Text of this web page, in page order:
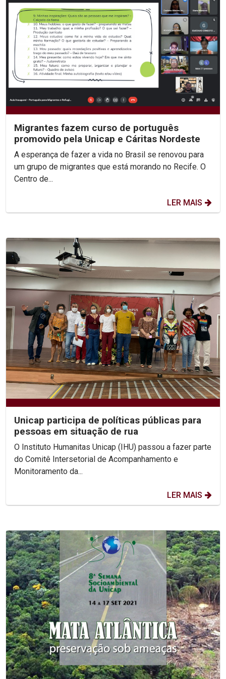
Migrantes fazem curso de português
promovido pela Unicap e Cáritas Nordeste
A esperança de fazer a vida no Brasil se renovou para
um grupo de migrantes que está morando no Recife. O
Centro de...
LER MAIS
Unicap participa de políticas públicas para
pessoas em situação de rua
O Instituto Humanitas Unicap (IHU) passou a fazer parte
do Comitê Intersetorial de Acompanhamento e
Monitoramento da...
LER MAIS